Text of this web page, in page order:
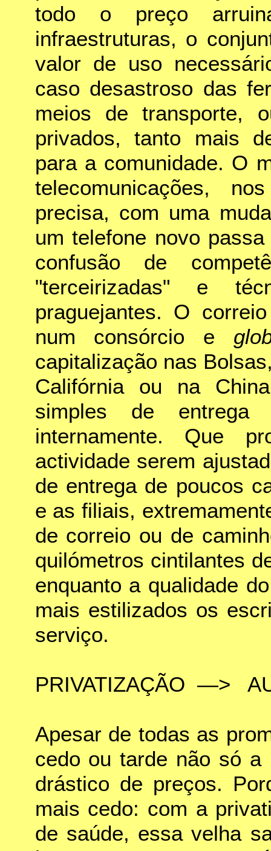
todo o preço
infraestruturas, o
valor de uso
caso desastroso das
meios de transporte,
privados, tanto mais
para a comunidade. O
telecomunicações,
precisa, com uma
um telefone novo
confusão de
"terceirizadas" e
praguejantes. O
num consórcio e
capitalização nas
Califórnia ou na
simples de entrega
internamente. Que
actividade serem
de entrega de poucos
e as filiais,
de correio ou de
quilómetros cintilantes
enquanto a qualidade
mais estilizados os
serviço.
PRIVATIZAÇÃO —>
Apesar de todas as
cedo ou tarde não só a
drástico de preços.
mais cedo: com a
de saúde, essa velha